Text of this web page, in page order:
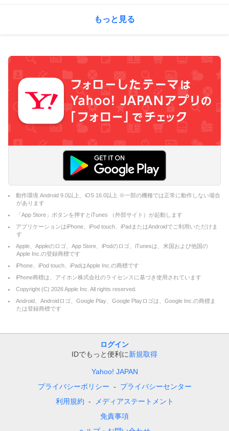
もっと見る
動作環境 Android 9.0以上、iOS 16.0以上 ※一部の機種では正常に動作しない場合
があります
「App Store」ボタンを押すとiTunes （外部サイト）が起動します
アプリケーションはiPhone、iPod touch、iPadまたはAndroidでご利用いただけま
す
Apple、Appleのロゴ、App Store、iPodのロゴ、iTunesは、米国および他国の
Apple Inc.の登録商標です
iPhone、iPod touch、iPadはApple Inc.の商標です
iPhone商標は、アイホン株式会社のライセンスに基づき使用されています
Copyright (C) 2026Apple Inc. All rights reserved.
Android、Androidロゴ、Google Play、Google Playロゴは、Google Inc.の商標ま
たは登録商標です
ログイン
IDでもっと便利に新規取得
Yahoo! JAPAN
プライバシーポリシー
プライバシーセンター
利用規約
メディアステートメント
免責事項